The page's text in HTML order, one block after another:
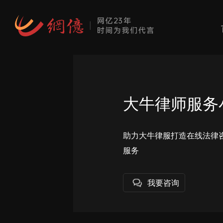
大牛律师服
助力大牛律服打造在线法律
服务
我要咨询